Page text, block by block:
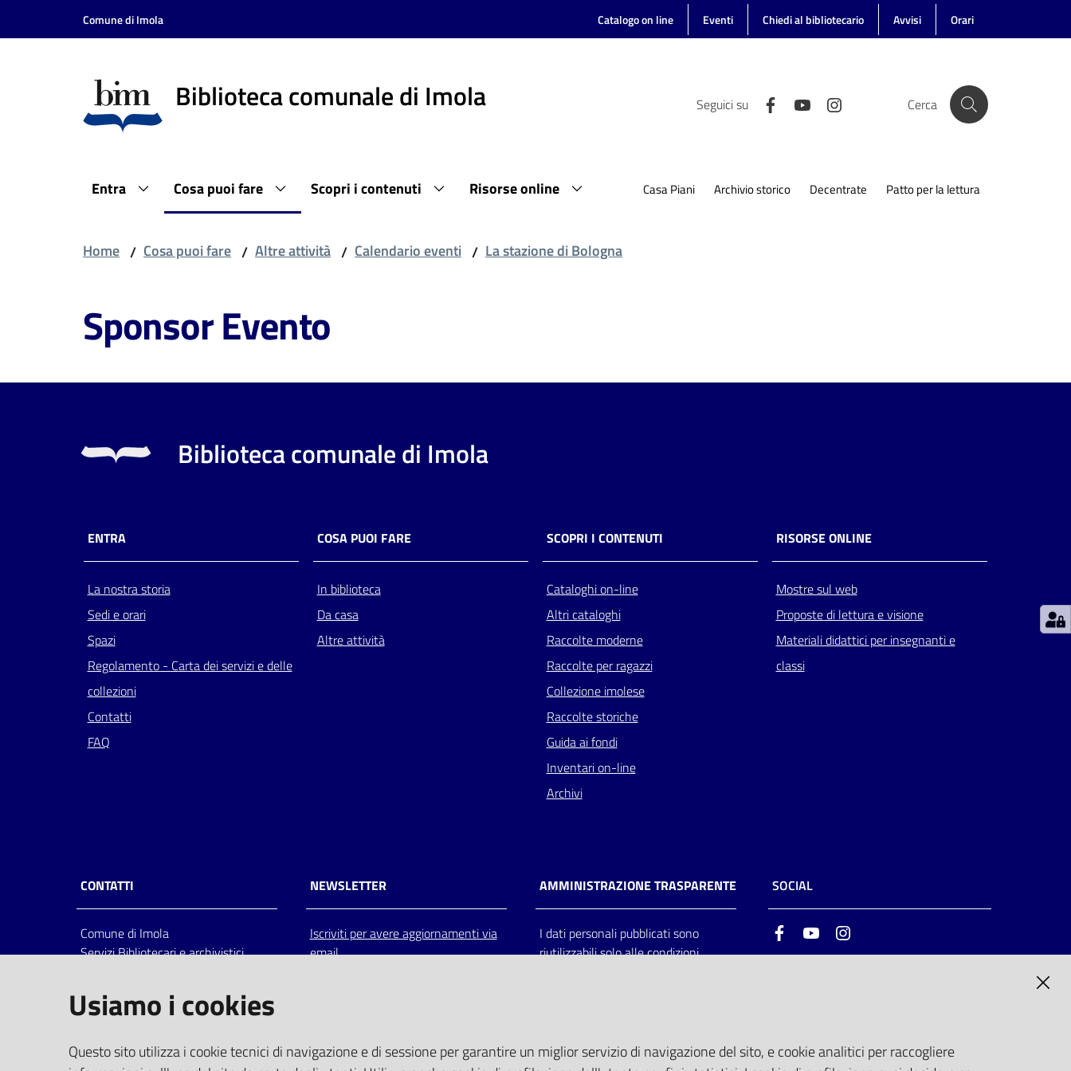
Vai al contenuto
Vai alla navigazione
Comune di Imola Catalogo on line Eventi Chiedi al bibliotecario Avvisi Orari
Biblioteca comunale di Imola Seguici su Cerca
Entra Cosa puoi fare Scopri i contenuti Risorse online Casa Piani Archivio storico Decentrate Patto per la lettura
Home / Cosa puoi fare / Altre attività / Calendario eventi / La stazione di Bologna
Sponsor Evento
Biblioteca comunale di Imola
ENTRA
La nostra storia
Sedi e orari
Spazi
Regolamento - Carta dei servizi e delle
collezioni
Contatti
FAQ
COSA PUOI FARE
In biblioteca
Da casa
Altre attività
SCOPRI I CONTENUTI
Cataloghi on-line
Altri cataloghi
Raccolte moderne
Raccolte per ragazzi
Collezione imolese
Raccolte storiche
Guida ai fondi
Inventari on-line
Archivi
RISORSE ONLINE
Mostre sul web
Proposte di lettura e visione
Materiali didattici per insegnanti e
classi
CONTATTI
Comune di Imola
Servizi Bibliotecari e archivistici
Italia
centralino: tel 0542.6026.36 fax
bim@comune.imola.bo.it
PEC
NEWSLETTER
Iscriviti per avere aggiornamenti via
email
AMMINISTRAZIONE TRASPARENTE
I dati personali pubblicati sono
riutilizzabili solo alle condizioni
SOCIAL
FacebookYoutube
Usiamo i cookies
Questo sito utilizza i cookie tecnici di navigazione e di sessione per garantire un miglior servizio di navigazione del sito, e cookie analitici per raccogliere